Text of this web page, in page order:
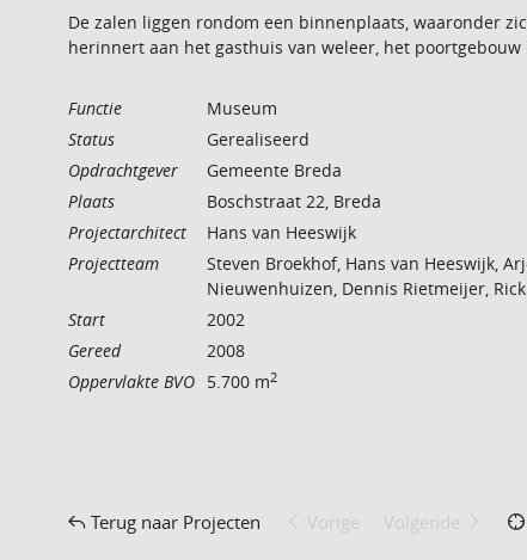
De zalen liggen rondom een binnenplaats, waaronder
herinnert aan het gasthuis van weleer, het
Functie
Museum
Status
Gerealiseerd
Opdrachtgever
Gemeente Breda
Plaats
Boschstraat 22, Breda
Projectarchitect
Hans van Heeswijk
Projectteam
Steven Broekhof, Hans van Heeswijk,
Nieuwenhuizen, Dennis Rietmeijer,
Start
2002
Gereed
2008
Oppervlakte BVO 5.700 m2
Terug naar Projecten Vorige Volgende